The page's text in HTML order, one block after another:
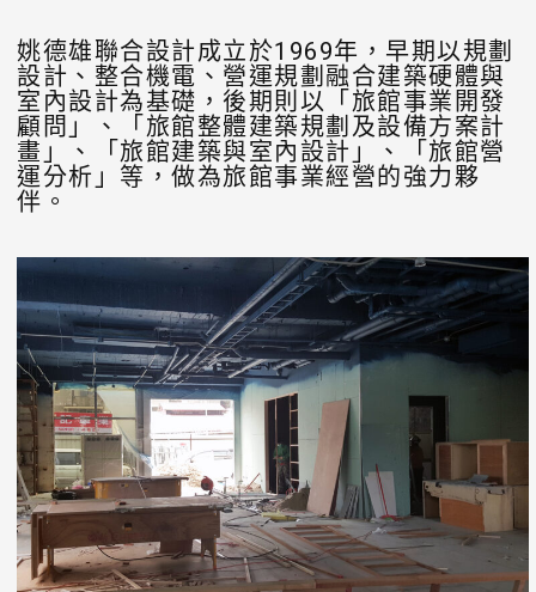
姚德雄聯合設計成立於1969年，早期以規劃
設計、整合機電、營運規劃融合建築硬體與
室內設計為基礎，後期則以「旅館事業開發
顧問」、「旅館整體建築規劃及設備方案計
畫」、「旅館建築與室內設計」、「旅館營
運分析」等，做為旅館事業經營的強力夥
伴。